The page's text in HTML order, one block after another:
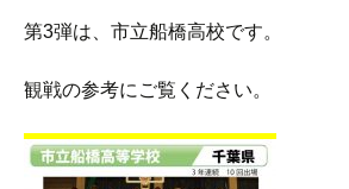
キ
第3弾は、市立船橋高校です。
観戦の参考にご覧ください。